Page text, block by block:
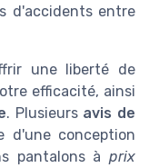
d'accidents entre
une liberté de
efficacité, ainsi
. Plusieurs avis de
d'une conception
pantalons à prix